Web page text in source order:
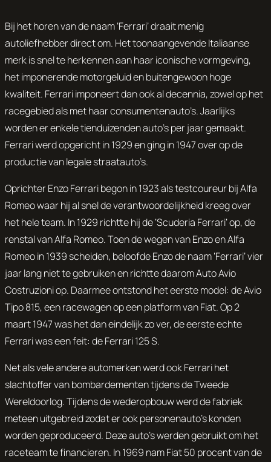
Bij het horen van de naam ‘Ferrari’ draait menig
autoliefhebber direct om. Het toonaangevende Italiaanse
merk is snel te herkennen aan haar iconische vormgeving,
het imponerende motorgeluid en buitengewoon hoge
kwaliteit. Ferrari imponeert dan ook al decennia, zowel op het
racegebied als met haar consumentenauto’s. Jaarlijks
worden er enkele tienduizenden auto’s per jaar gemaakt.
Ferrari werd opgericht in 1929 en ging in 1947 over op de
productie van legale straatauto’s.
Oprichter Enzo Ferrari begon in 1923 als testcoureur bij Alfa
Romeo waar hij al snel de verantwoordelijkheid kreeg over
het hele team. In 1929 richtte hij de ‘Scuderia Ferrari’ op, de
renstal van Alfa Romeo. Toen de wegen van Enzo en Alfa
Romeo in 1939 scheiden, beloofde Enzo de naam ‘Ferrari’ vier
jaar lang niet te gebruiken en richtte daarom Auto Avio
Costruzioni op. Daarmee ontstond het eerste model: de Avio
Tipo 815, een racewagen op een platform van Fiat. Op 2
maart 1947 was het dan eindelijk zo ver, de eerste echte
Ferrari was een feit: de Ferrari 125 S.
Net als vele andere automerken werd ook Ferrari het
slachtoffer van bombardementen tijdens de Tweede
Wereldoorlog. Tijdens de wederopbouw werd de fabriek
meteen uitgebreid zodat er ook personenauto’s konden
worden geproduceerd. Deze auto’s werden gebruikt om het
raceteam te financieren. In 1969 nam Fiat 50 procent van de